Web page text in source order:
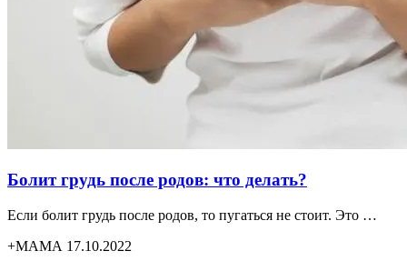
Болит грудь после родов: что делать?
Если болит грудь после родов, то пугаться не стоит. Это …
+МАМА 17.10.2022